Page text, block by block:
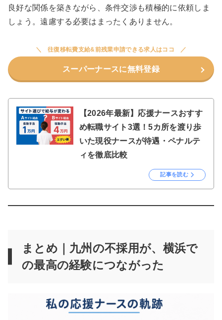
良好な関係を築きながら、条件交渉も積極的に依頼しま
しょう。遠慮する必要はまったくありません。
往復移転費支給&前残業申請できる求人はココ
スーパーナースに無料登録
【2026年最新】応援ナースおすす
め転職サイト3選！5カ所を渡り歩
いた現役ナースが待遇・ペナルテ
ィを徹底比較
記事を読む
まとめ｜九州の不採用が、横浜で
の最高の経験につながった